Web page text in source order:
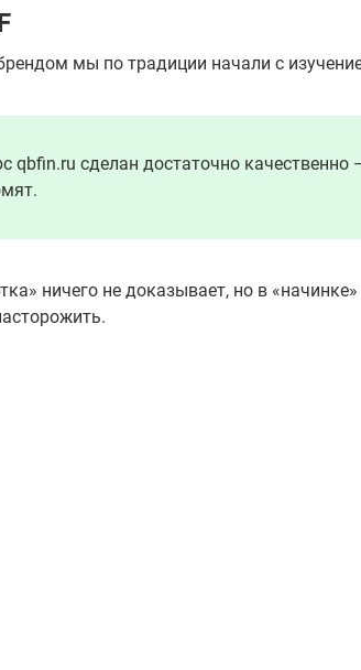
мы по традиции начали с
qbfin.ru сделан достаточно качественно
ничего не доказывает, но в